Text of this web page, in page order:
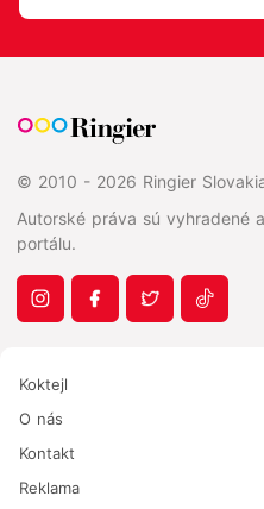
© 2010 - 2026 Ringier
Autorské práva sú vyhradené
portálu.
Koktejl
O nás
Kontakt
Reklama